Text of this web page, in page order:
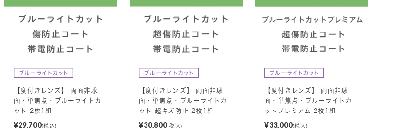
【度付きレンズ】 両面非球
面・単焦点・ブルーライトカ
ット 2枚1組
¥29,700(税込)
【度付きレンズ】 両面非球
面・単焦点・ブルーライトカ
ット 超キズ防止 2枚1組
¥30,800(税込)
【度付きレンズ】 両面非球
面・単焦点・ブルーライトカ
ットプレミアム 2枚1組
¥33,000(税込)